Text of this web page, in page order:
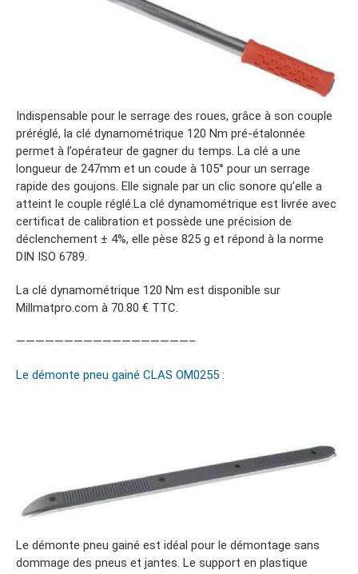
Indispensable pour le serrage des roues, grâce à son couple
préréglé, la clé dynamométrique 120 Nm pré-étalonnée
permet à l’opérateur de gagner du temps. La clé a une
longueur de 247mm et un coude à 105° pour un serrage
rapide des goujons. Elle signale par un clic sonore qu’elle a
atteint le couple réglé.La clé dynamométrique est livrée avec
certificat de calibration et possède une précision de
déclenchement ± 4%, elle pèse 825 g et répond à la norme
DIN ISO 6789.
La clé dynamométrique 120 Nm est disponible sur
Millmatpro.com à 70.80 € TTC.
——————————————————–
Le démonte pneu gainé CLAS OM0255 :
Le démonte pneu gainé est idéal pour le démontage sans
dommage des pneus et jantes. Le support en plastique